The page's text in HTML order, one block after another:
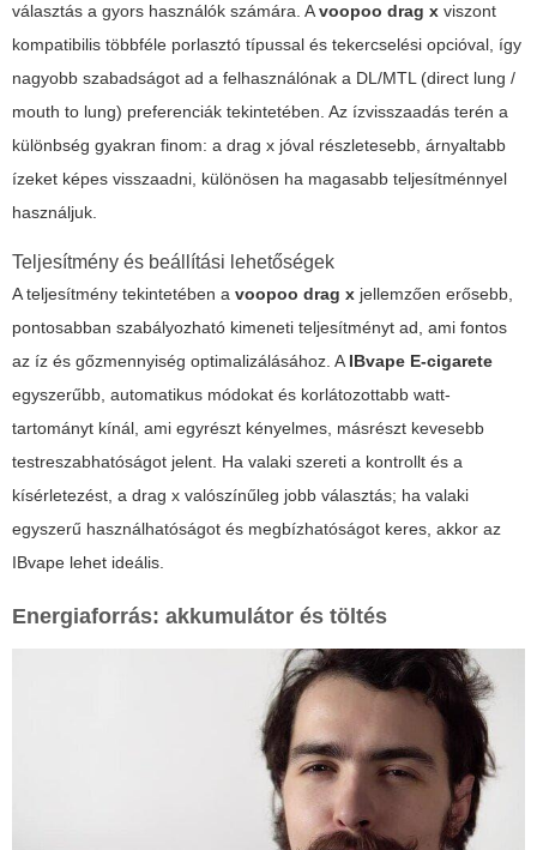
választás a gyors használók számára. Avoopoo drag x viszont
kompatibilis többféle porlasztó típussal és tekercselési opcióval, így
nagyobb szabadságot ad a felhasználónak a DL/MTL (direct lung /
mouth to lung) preferenciák tekintetében. Az ízvisszaadás terén a
különbség gyakran finom: a drag x jóval részletesebb, árnyaltabb
ízeket képes visszaadni, különösen ha magasabb teljesítménnyel
használjuk.
Teljesítmény és beállítási lehetőségek
A teljesítmény tekintetében a voopoo drag x jellemzően erősebb,
pontosabban szabályozható kimeneti teljesítményt ad, ami fontos
az íz és gőzmennyiség optimalizálásához. AIBvape E-cigarete
egyszerűbb, automatikus módokat és korlátozottabb watt-
tartományt kínál, ami egyrészt kényelmes, másrészt kevesebb
testreszabhatóságot jelent. Ha valaki szereti a kontrollt és a
kísérletezést, a drag x valószínűleg jobb választás; ha valaki
egyszerű használhatóságot és megbízhatóságot keres, akkor az
IBvape lehet ideális.
Energiaforrás: akkumulátor és töltés